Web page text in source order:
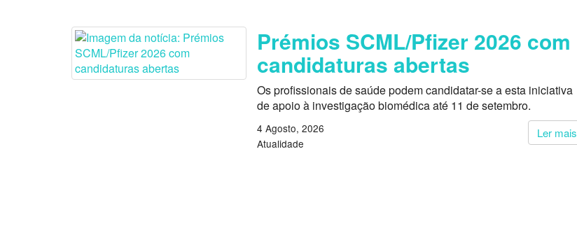
Prémios SCML/Pfizer 2026 com
candidaturas abertas
Os profissionais de saúde podem candidatar-se a esta iniciativa
de apoio à investigação biomédica até 11 de setembro.
Ler mais
4 Agosto, 2026
Atualidade